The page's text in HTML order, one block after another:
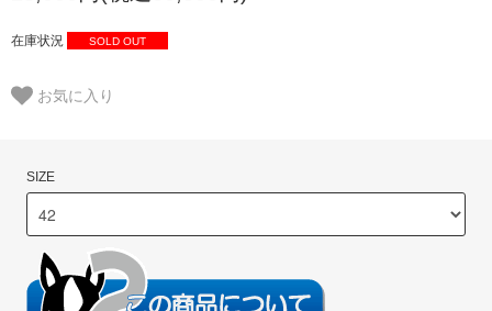
在庫状況 SOLD OUT
お気に入り
SIZE